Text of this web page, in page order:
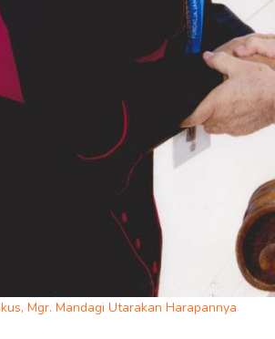
Mgr. Mandagi Utarakan Harapannya